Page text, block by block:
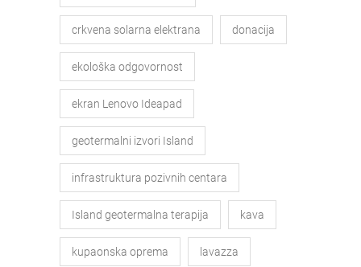
crkvena solarna elektrana donacija
ekološka odgovornost
ekran Lenovo Ideapad
geotermalni izvori Island
infrastruktura pozivnih centara
Island geotermalna terapija kava
kupaonska oprema lavazza